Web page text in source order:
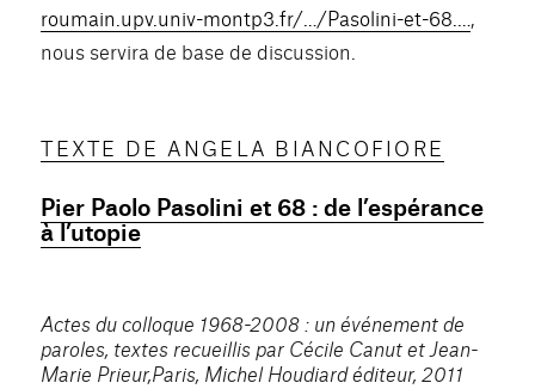
roumain.upv.univ-montp3.fr/…/Pasolini-et-68.… ,
nous servira de base de discussion.
TEXTE DE ANGELA BIANCOFIORE
Pier Paolo Pasolini et 68 : de l’espérance
à l’utopie
Actes du colloque 1968-2008 : un événement de
paroles, textes recueillis par Cécile Canut et Jean-
Marie Prieur,Paris, Michel Houdiard éditeur, 2011